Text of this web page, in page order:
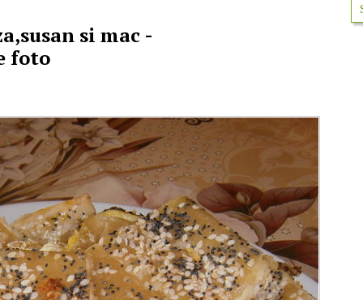
si mac -
foto